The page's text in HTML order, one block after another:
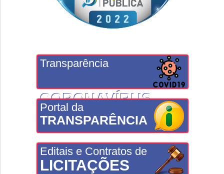
Transparência
CORONAVÍRUS
Portal da
TRANSPARÊNCIA
Editais e Contratos de
LICITAÇÕES